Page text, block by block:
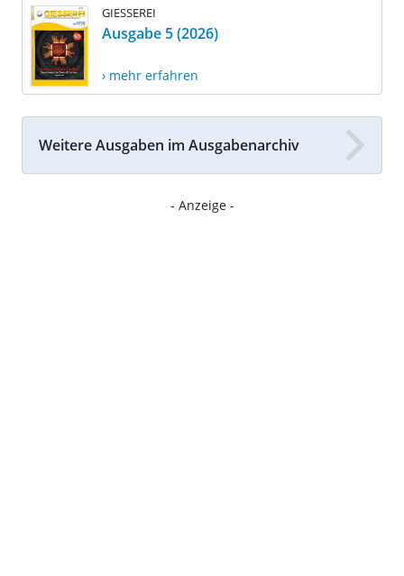
GIESSEREI
Ausgabe 5 (2026)
› mehr erfahren
Weitere Ausgaben im Ausgabenarchiv
- Anzeige -